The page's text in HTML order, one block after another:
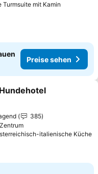
Turmsuite mit Kamin
Preise sehen
hinzufügen
385
italienische Küche